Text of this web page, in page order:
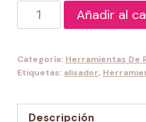
Alisadores
para
cantidad
Añadir al
Categoría: Herramientas De
Etiquetas: alisador,
Descripción